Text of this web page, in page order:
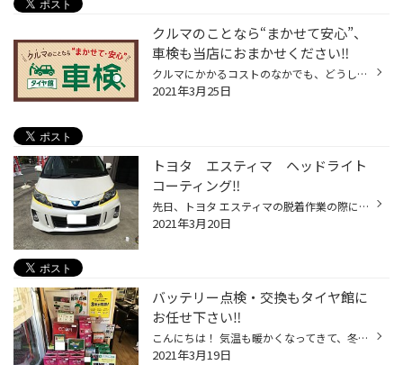
クルマのことなら“まかせて安心”、
車検も当店におまかせください‼️
クルマにかかるコストのなかでも、どうしても避けて通れず、しかもある程度の金額になるのか「車検」ですね。 けれど車検で点検･整備を行うことは、快適にクルマのある生活を過ごすためには不可欠。さらに“これから”を見据えて、しっかりとメンテナンスを行うことも大切です。 車検は自動車検査登録...
2021年3月25日
トヨタ エスティマ ヘッドライト
コーティング‼️
先日、トヨタ エスティマの脱着作業の際に一緒にヘッドライトのコーティングの作業もさせていただきました‼️ (いつもご来店いただきありがとうございます‼️) まずマスキングテープで保護し作業開始です‼️ ⬆️施工前の状態です‼️ 少し、曇っている感じが見られたため脱着の際に一緒にさせていただきま...
2021年3月20日
バッテリー点検・交換もタイヤ館に
お任せ下さい‼️
こんにちは！ 気温も暖かくなってきて、冬タイヤから夏タイヤに履き替えるお客様も増えてきました‼️ 当店ではタイヤだけでなくバッテリー交換などのメンテナンスもおこなっています‼️ 無料で安全点検を実施していますので、気軽にご来店下さい‼️ 皆様のご来店をお待ちしてます
2021年3月19日